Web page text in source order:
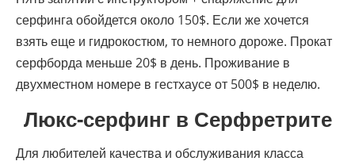
серфинга обойдется около 150$. Если же хочется
взять еще и гидрокостюм, то немного дороже. Прокат
серфборда меньше 20$ в день. Проживание в
двухместном номере в гестхаусе от 500$ в неделю.
Люкс-серфинг в Серфретрите
Для любителей качества и обслуживания класса